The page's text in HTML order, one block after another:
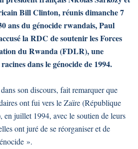
Bill Clinton, réunis dimanche 7
ans du génocide rwandais, Paul
la RDC de soutenir les Forces
du Rwanda (FDLR), une
dans le génocide de 1994.
son discours, fait remarquer que
ont fui vers le Zaïre (République
en juillet 1994, avec le soutien de leurs
ont juré de se réorganiser et de
».